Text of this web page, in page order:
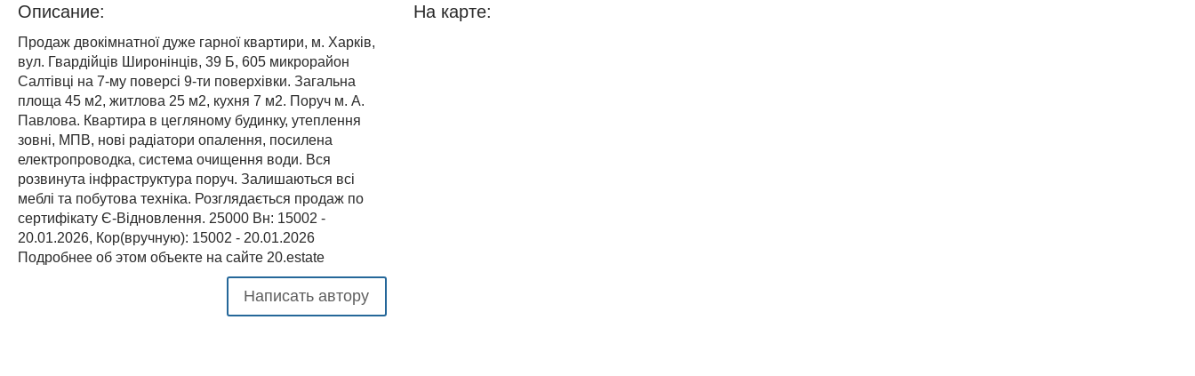
Описание:
Продаж двокімнатної дуже гарної квартири, м. Харків,
вул. Гвардійців Широнінців, 39 Б, 605 микрорайон
Салтівці на 7-му поверсі 9-ти поверхівки. Загальна
площа 45 м2, житлова 25 м2, кухня 7 м2. Поруч м. А.
Павлова. Квартира в цегляному будинку, утеплення
зовні, МПВ, нові радіатори опалення, посилена
електропроводка, система очищення води. Вся
розвинута інфраструктура поруч. Залишаються всі
меблі та побутова техніка. Розглядається продаж по
сертифікату Є-Відновлення. 25000 Вн: 15002 -
20.01.2026, Кор(вручную): 15002 - 20.01.2026
Подробнее об этом объекте на сайте 20.estate
Написать автору
На карте: